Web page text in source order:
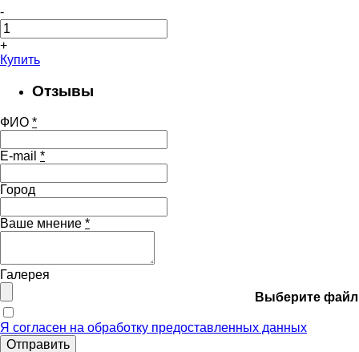
-
+
Купить
Отзывы
ФИО *
E-mail *
Город
Ваше мнение *
Галерея
Выберите файл
Я согласен на обработку предоставленных данных
Отправить